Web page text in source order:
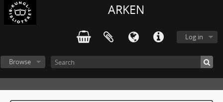
ARKEN
Log in
Browse